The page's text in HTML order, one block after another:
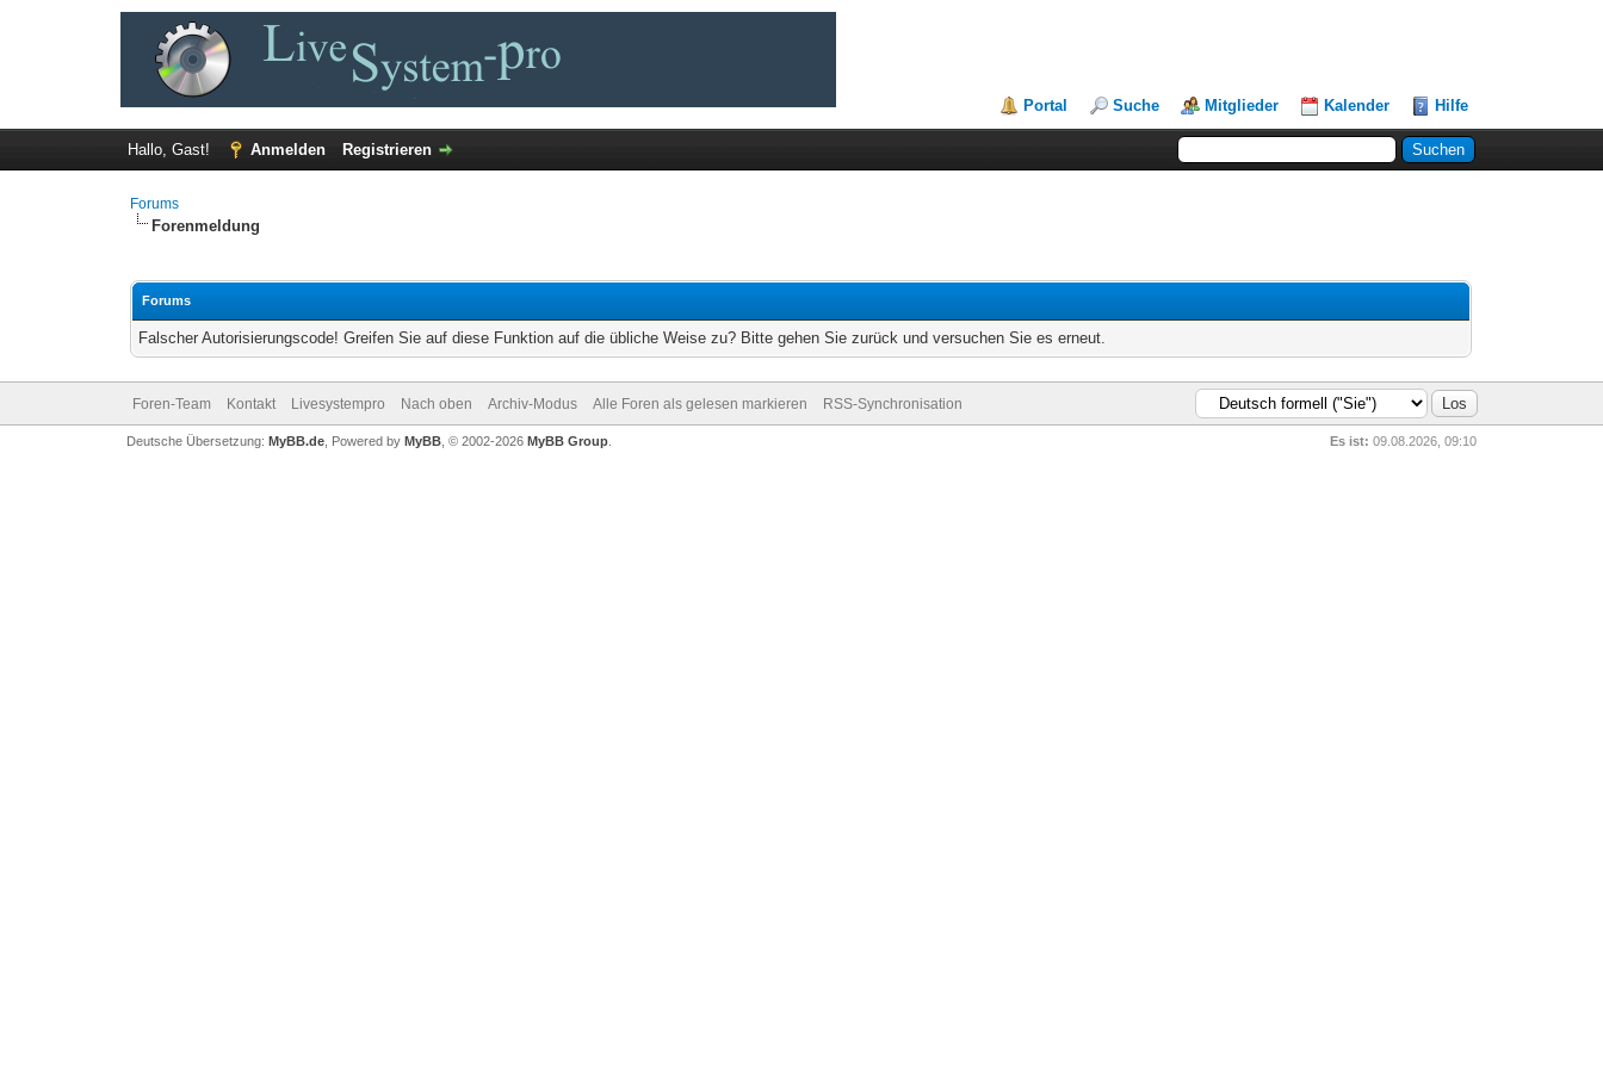
Portal Suche Mitglieder Kalender Hilfe
Hallo, Gast! Anmelden Registrieren
Forums
Forenmeldung
Forums
Falscher Autorisierungscode! Greifen Sie auf diese Funktion auf die übliche Weise zu? Bitte gehen Sie zurück und versuchen Sie es erneut.
Foren-Team Kontakt Livesystempro Nach oben Archiv-Modus Alle Foren als gelesen markieren RSS-Synchronisation
Es ist: 09.08.2026, 09:10
Deutsche Übersetzung: MyBB.de, Powered by MyBB, © 2002-2026 MyBB Group.